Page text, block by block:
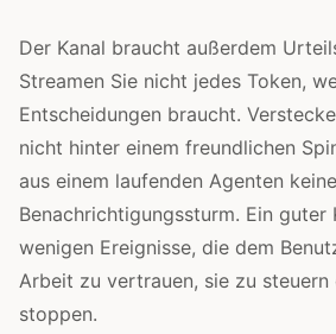
Der Kanal braucht außerdem
Streamen Sie nicht jedes Token,
Entscheidungen braucht.
nicht hinter einem freundlichen
aus einem laufenden Agenten
Benachrichtigungssturm. Ein guter
wenigen Ereignisse, die dem
Arbeit zu vertrauen, sie zu steuern
stoppen.